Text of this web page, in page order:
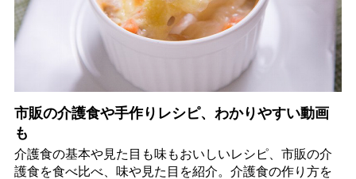
市販の介護食や手作りレシピ、わかりやすい動画
も
介護食の基本や見た目も味もおいしいレシピ、市販の介
護食を食べ比べ、味や見た目を紹介。介護食の作り方を